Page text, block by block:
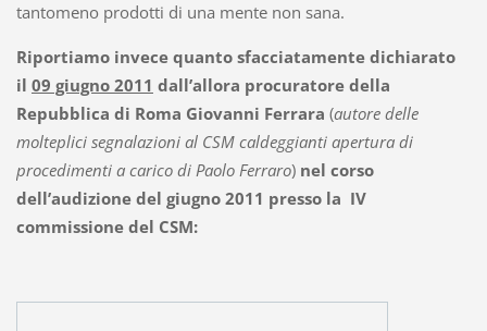
tantomeno prodotti di una mente non sana.
Riportiamo invece quanto sfacciatamente dichiarato
il 09 giugno 2011 dall’allora procuratore della
Repubblica di Roma Giovanni Ferrara (autore delle
molteplici segnalazioni al CSM caldeggianti apertura di
procedimenti a carico di Paolo Ferraro) nel corso
dell’audizione del giugno 2011 presso la IV
commissione del CSM: